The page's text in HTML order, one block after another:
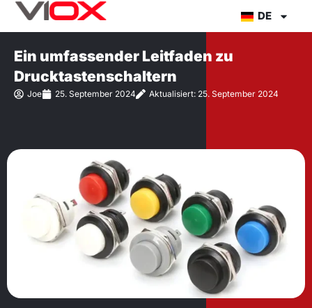
Zum
DE
Ein umfassender Leitfaden zu
Drucktastenschaltern
Joe 25. September 2024 Aktualisiert: 25. September 2024